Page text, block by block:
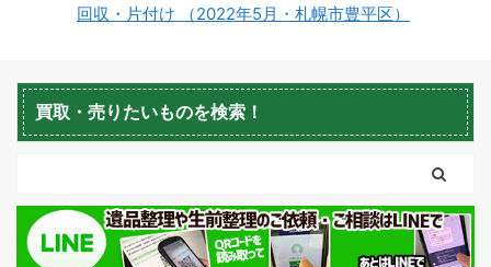
回収・片付け （2022年5月・札幌市豊平区）
買取・売りたいものを検索！